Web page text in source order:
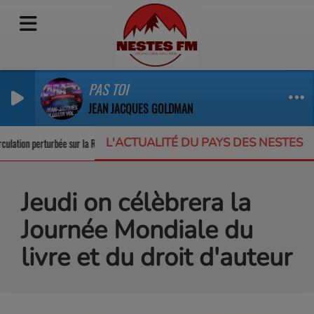
PAS TOI
JEAN JACQUES GOLDMAN
L'ACTUALITÉ DU PAYS DES NESTES
perturbée sur la RD123 Un appel à projets pour protéger la
Jeudi on célèbrera la
Journée Mondiale du
livre et du droit d'auteur